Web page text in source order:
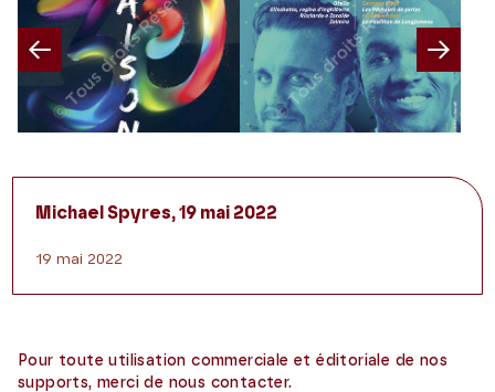
Previous
Michael Spyres, 19 mai 2022
19 mai 2022
Pour toute utilisation commerciale et éditoriale de nos
supports, merci de nous contacter.